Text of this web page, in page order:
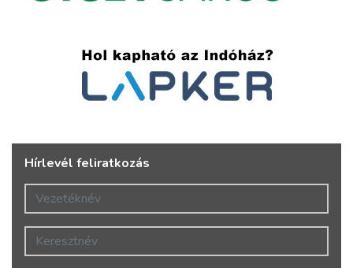
Hírlevél feliratkozás
Vezetéknév
Keresztnév